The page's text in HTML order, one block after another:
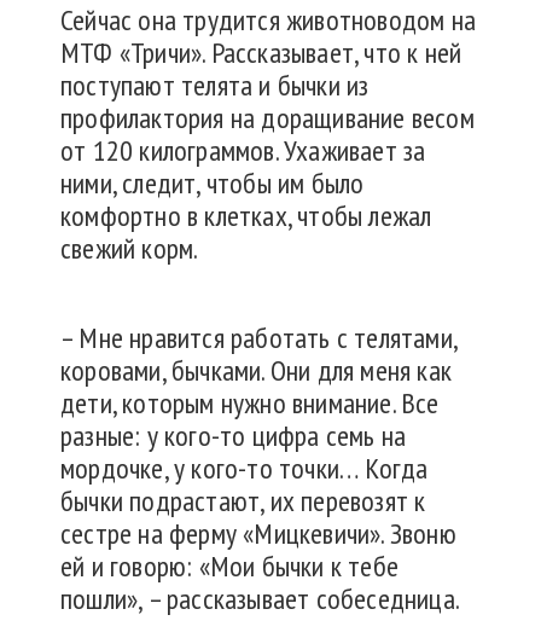
Сейчас она трудится животноводом на
МТФ «Тричи». Рассказывает, что к ней
поступают телята и бычки из
профилактория на доращивание весом
от 120 килограммов. Ухаживает за
ними, следит, чтобы им было
комфортно в клетках, чтобы лежал
свежий корм.
– Мне нравится работать с телятами,
коровами, бычками. Они для меня как
дети, которым нужно внимание. Все
разные: у кого-то цифра семь на
мордочке, у кого-то точки… Когда
бычки подрастают, их перевозят к
сестре на ферму «Мицкевичи». Звоню
ей и говорю: «Мои бычки к тебе
пошли», – рассказывает собеседница.